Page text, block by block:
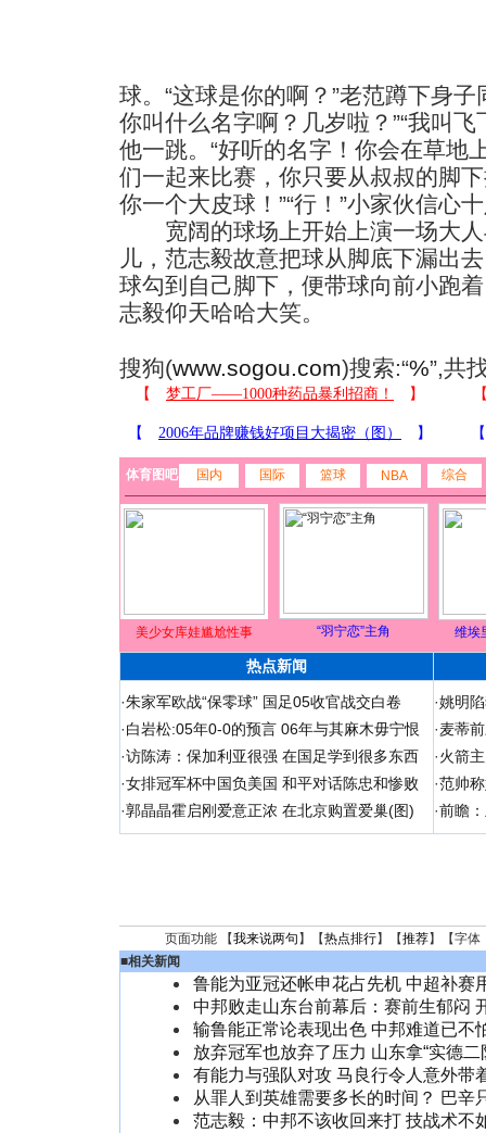
球。“这球是你的啊？”老范蹲下身
你叫什么名字啊？几岁啦？”“我叫
他一跳。“好听的名字！你会在草地
们一起来比赛，你只要从叔叔的脚
你一个大皮球！”“行！”小家伙信心
宽阔的球场上开始上演一场大人
儿，范志毅故意把球从脚底下漏出
球勾到自己脚下，便带球向前小跑
志毅仰天哈哈大笑。
搜狗(www.sogou.com)搜索:“%”,共
体育图吧 国内 国际 篮球 NBA 综合
美少女库娃尴尬性事 “羽宁恋”主角 维埃
热点新闻
·朱家军欧战“保零球” 国足05收官战交白卷
·白岩松:05年0-0的预言 06年与其麻木毋宁恨
·访陈涛：保加利亚很强 在国足学到很多东西
·女排冠军杯中国负美国 和平对话陈忠和惨败
·郭晶晶霍启刚爱意正浓 在北京购置爱巢(图)
·姚明
·麦蒂
·火箭
·范帅
·前瞻
页面功能 【我来说两句 】【热点排行】【推荐】【字体
■相关新闻
鲁能为亚冠还帐申花占先机 中超补赛
中邦败走山东台前幕后：赛前生郁闷
输鲁能正常论表现出色 中邦难道已不
放弃冠军也放弃了压力 山东拿“实德二
有能力与强队对攻 马良行令人意外带
从罪人到英雄需要多长的时间？ 巴辛
范志毅：中邦不该收回来打 技战术不